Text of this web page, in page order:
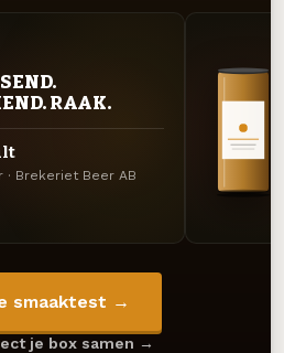
RAAK.
· Brekeriet Beer AB
smaaktest →
je box samen →